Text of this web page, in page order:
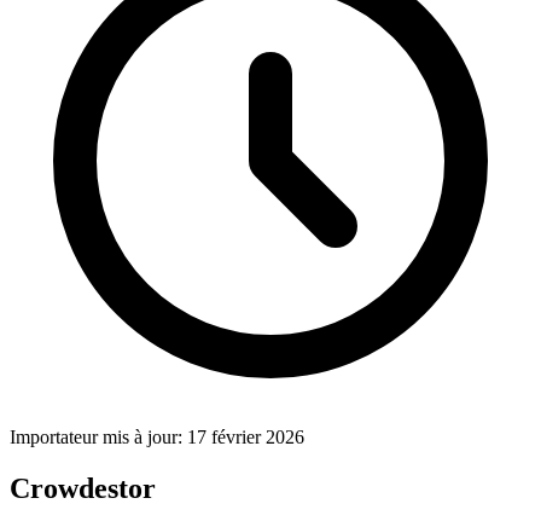
Importateur mis à jour: 17 février 2026
Crowdestor